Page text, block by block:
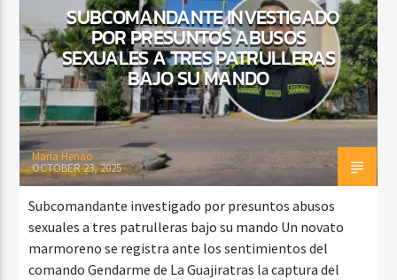
SUBCOMANDANTE INVESTIGADO
POR PRESUNTOS ABUSOS
SEXUALES A TRES PATRULLERAS
BAJO SU MANDO
Maria Henao
OCTOBER 23, 2025
Subcomandante investigado por presuntos abusos
sexuales a tres patrulleras bajo su mando Un novato
marmoreno se registra ante los sentimientos del
comando Gendarme de La Guajiratras la captura del